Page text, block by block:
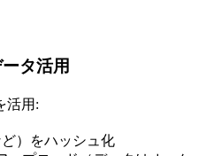
タ活用
活用:
）をハッシュ化